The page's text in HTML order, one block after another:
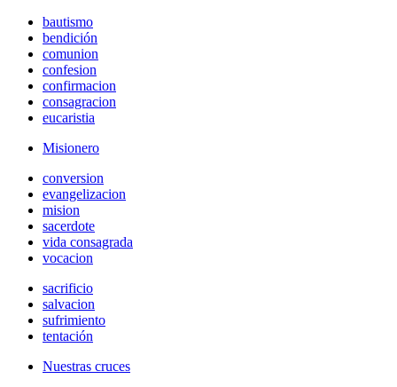
bautismo
bendición
comunion
confesion
confirmacion
consagracion
eucaristia
Misionero
conversion
evangelizacion
mision
sacerdote
vida consagrada
vocacion
sacrificio
salvacion
sufrimiento
tentación
Nuestras cruces